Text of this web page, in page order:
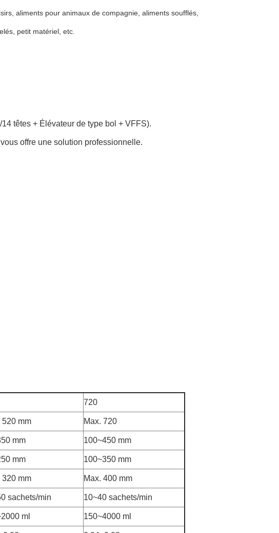
aliments pour animaux de compagnie, aliments soufflés,
petit matériel, etc.
têtes + Élévateur de type bol + VFFS).
offre une solution professionnelle.
720
520 mm Max. 720
mm 100~450 mm
mm 100~350 mm
320 mm Max. 400 mm
sachets/min 10~40 sachets/min
ml 150~4000 ml